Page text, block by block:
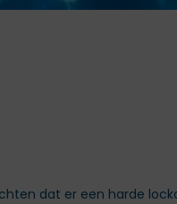
dat er een harde